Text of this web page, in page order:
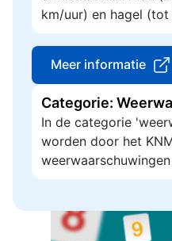
km/uur) en hagel (tot
Meer informatie
Categorie:
In de categorie
worden door het